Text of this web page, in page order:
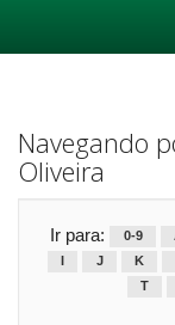
Navegando
Oliveira
Ir para: 0-9
J K
T